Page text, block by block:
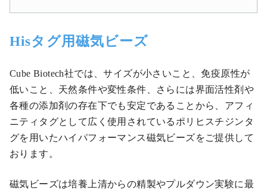
Hisタグ用磁気ビーズ
Cube Biotech社では、サイズが小さいこと、免疫原性が
低いこと、天然条件や変性条件、さらには界面活性剤や
各種の添加剤の存在下でも安定であることから、アフィ
ニティタグとして広く使用されているポリヒスチジンタ
グを用いたハイパフォーマンス磁気ビーズをご提供して
おります。
磁気ビーズは培養上清からの精製やプルダウン実験に最